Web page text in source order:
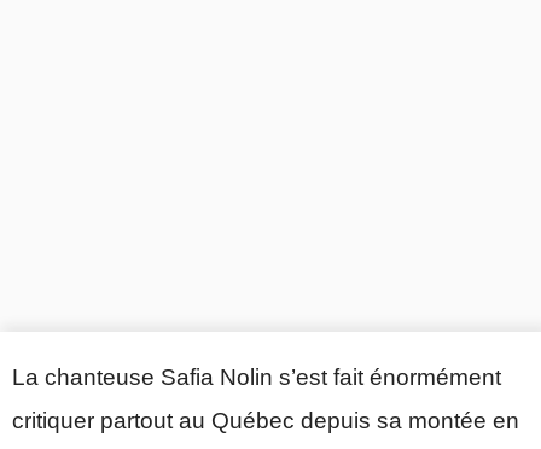
La chanteuse Safia Nolin s’est fait énormément
critiquer partout au Québec depuis sa montée en